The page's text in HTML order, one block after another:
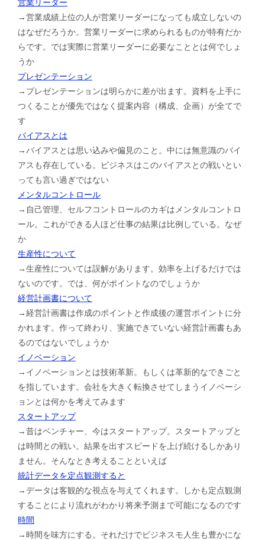
営業リーダー
→営業成績上位の人が営業リーダーになっても成立しないの
はなぜだろうか。営業リーダーに求められるものが特有だか
らです。では実際に営業リーダーに必要なこととは何でしょ
うか
プレゼンテーション
→プレゼンテーションは明らかに差が出ます。資料を上手に
つくることが優先ではなく提案内容（構成、企画）が全てで
す
バイアスとは
→バイアスとは思い込みや偏見のこと。中には無意識のバイ
アスも存在している。ビジネスはこのバイアスとの戦いとい
っても言い過ぎではない
メンタルコントロール
→自己管理、セルフコントロールのカギはメンタルコントロ
ール。これができる人ほど仕事の結果は比例している。なぜ
か
生産性について
→生産性については誤解があります。効率を上げるだけでは
ないのです。では、何がポイントなのでしょうか
経営計画書について
→経営計画書は作成のポイントと作成後の運営ポイントに分
かれます。作って終わり、実施できていない経営計画書もあ
るのではないでしょうか
イノベーション
→イノベーションとは技術革新。もしくは革新的なできごと
を指しています。会社を大きく転換させてしまうイノベーシ
ョンとは何かを考えてみます
スタートアップ
→昔はベンチャー、今はスタートアップ。スタートアップと
は時間との戦い。結果を出すスピードを上げ続けるしかあり
ません。そんなとき考えることといえば
統計データを定点観測すると
→データは客観的な視点を与えてくれます。しかも定点観測
することにより流れがわかり将来予測まで可能になるのです
時間
→時間を味方にする。それだけでビジネスモ人生も豊かにな